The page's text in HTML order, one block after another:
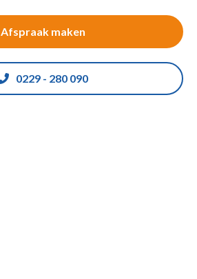
Afspraak maken
0229 - 280 090